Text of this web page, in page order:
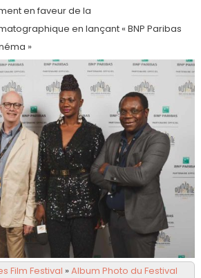
en faveur de la
en lançant « BNP Paribas
»
Film Festival »Album Photo du Festival